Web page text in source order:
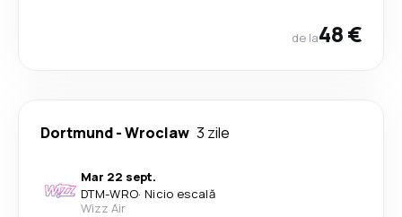
de la48 €
Dortmund-Wroclaw 3 zile
Mar 22 sept.
DTM-WRO· Nicio escală
Wizz Air